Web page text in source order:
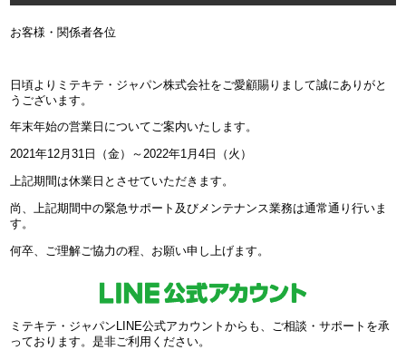
お客様・関係者各位
日頃よりミテキテ・ジャパン株式会社をご愛顧賜りまして誠にありがと
うございます。
年末年始の営業日についてご案内いたします。
2021年12月31日（金）～2022年1月4日（火）
上記期間は休業日とさせていただきます。
尚、上記期間中の緊急サポート及びメンテナンス業務は通常通り行いま
す。
何卒、ご理解ご協力の程、お願い申し上げます。
ミテキテ・ジャパンLINE公式アカウントからも、ご相談・サポートを承
っております。是非ご利用ください。